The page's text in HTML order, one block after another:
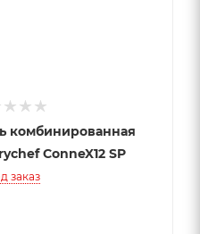
комбинированная
ConneX12 SP
заказ